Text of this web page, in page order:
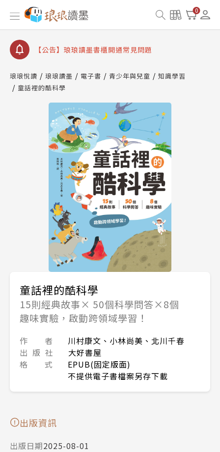
0
【公告】因 Readmoo 讀墨系統維護中，本站同步暫
停部分閱讀服務
【公告】琅琅讀墨數位閱讀資產合併與書櫃開通申請
【公告】琅琅讀墨書櫃開通常見問題
請圖文教學
【公告】琅琅書店服務升級重要說明及資產合併結果
查詢
【公告】因 Readmoo 讀墨系統維護中，本站同步暫
停部分閱讀服務
琅琅悅讀 琅琅讀墨 電子書 青少年與兒童
知識學習
童話裡的酷科學
童話裡的酷科學
15則經典故事× 50個科學問答×8個
趣味實驗，啟動跨領域學習！
作 者
川村康文、小林尚美、北川千春
出 版 社
大好書屋
格 式
EPUB(固定版面)
不提供電子書檔案另存下載
出版資訊
出版日期2025-08-01